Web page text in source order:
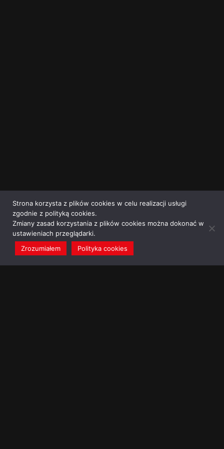
Strona korzysta z plików cookies w celu realizacji usługi
zgodnie z polityką cookies.
Zmiany zasad korzystania z plików cookies można dokonać w
ustawieniach przeglądarki.
Zrozumiałem
Polityka cookies